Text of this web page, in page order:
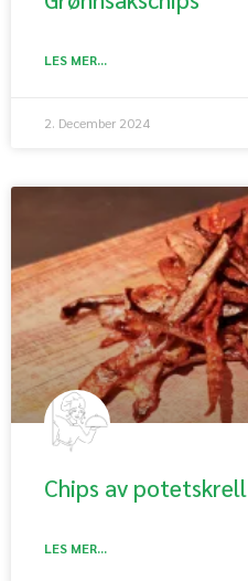
LES MER...
2. December 2024
Chips av potetskrell
LES MER...